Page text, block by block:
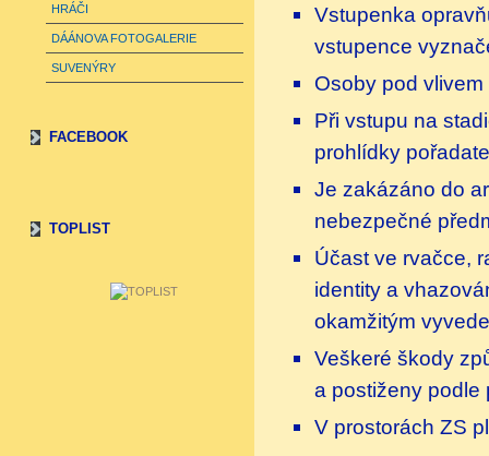
HRÁČI
DÁÁNOVA FOTOGALERIE
SUVENÝRY
FACEBOOK
TOPLIST
Vstupenka
vstupence
Osoby pod
Při vstupu na
prohlídky
Je zakázáno do
nebezpečné
Účast ve rvačce,
identity a
okamžitým
Veškeré škody
a postiženy podle
V prostorách ZS